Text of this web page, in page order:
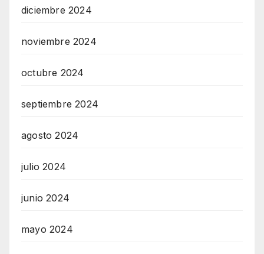
diciembre 2024
noviembre 2024
octubre 2024
septiembre 2024
agosto 2024
julio 2024
junio 2024
mayo 2024